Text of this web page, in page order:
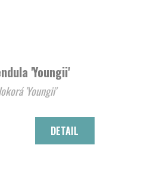
'Youngii'
'Youngii'
DETAIL